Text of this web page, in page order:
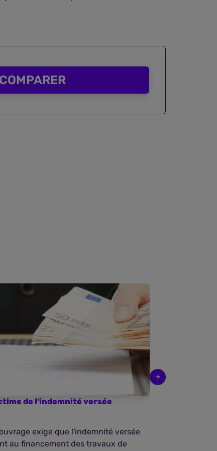
COMPARER
de l'indemnité versée
exige que l'indemnité versée
au financement des travaux de